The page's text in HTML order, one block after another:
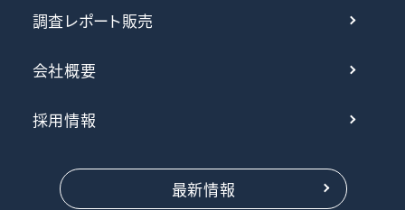
調査レポート販売
会社概要
採用情報
最新情報